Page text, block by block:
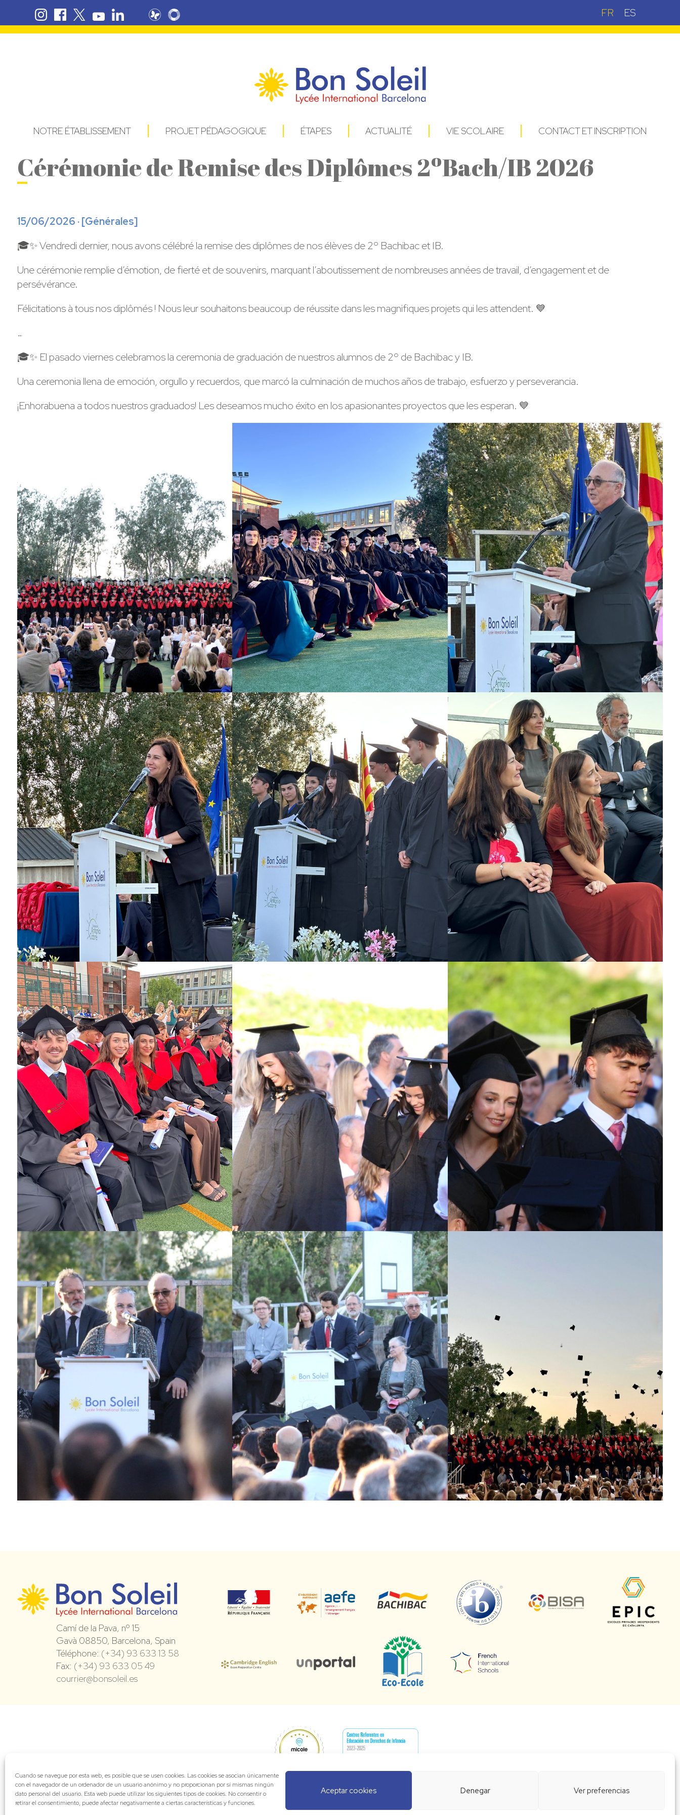
Cuando se navegue por esta web, es posible que se usen cookies. Las cookies se asocian únicamente
con el navegador de un ordenador de un usuario anónimo y no proporcionan por sí mismas ningún
dato personal del usuario. Esta web puede utilizar los siguientes tipos de cookies. No consentir o
retirar el consentimiento, puede afectar negativamente a ciertas características y funciones.
Aceptar cookies Denegar Ver preferencias
FR ES
NOTRE ÉTABLISSEMENT PROJET PÉDAGOGIQUE ÉTAPES ACTUALITÉ VIE SCOLAIRE CONTACT ET INSCRIPTION
Cérémonie de Remise des Diplômes 2ºBach/IB 2026
15/06/2026 · [Générales]
🎓✨ Vendredi dernier, nous avons célébré la remise des diplômes de nos élèves de 2º Bachibac et IB.
Une cérémonie remplie d’émotion, de fierté et de souvenirs, marquant l’aboutissement de nombreuses années de travail, d’engagement et de
persévérance.
Félicitations à tous nos diplômés ! Nous leur souhaitons beaucoup de réussite dans les magnifiques projets qui les attendent. 💙
…
🎓✨ El pasado viernes celebramos la ceremonia de graduación de nuestros alumnos de 2º de Bachibac y IB.
Una ceremonia llena de emoción, orgullo y recuerdos, que marcó la culminación de muchos años de trabajo, esfuerzo y perseverancia.
¡Enhorabuena a todos nuestros graduados! Les deseamos mucho éxito en los apasionantes proyectos que les esperan. 💙
Camí de la Pava, nº 15
Gavà 08850, Barcelona, Spain
Téléphone: (+34) 93 633 13 58
Fax: (+34) 93 633 05 49
courrier@bonsoleil.es